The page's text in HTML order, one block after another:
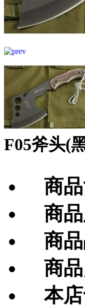
F05斧头(
商品
商品
商品
商
本店